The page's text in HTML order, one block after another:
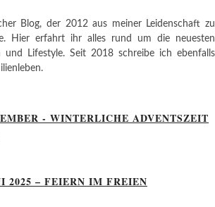
Blog, der 2012 aus meiner Leidenschaft zu
Hier erfahrt ihr alles rund um die neuesten
und Lifestyle. Seit 2018 schreibe ich ebenfalls
- WINTERLICHE ADVENTSZEIT
2025 – FEIERN IM FREIEN